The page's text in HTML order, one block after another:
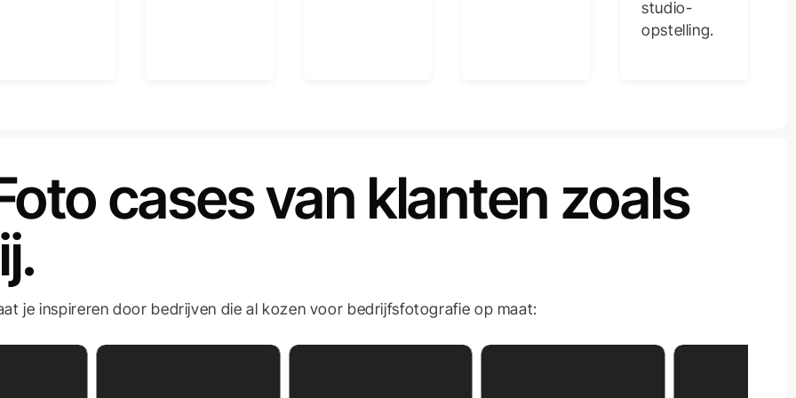
studio-
opstelling.
cases van klanten zoals
je inspireren door bedrijven die al kozen voor bedrijfsfotografie op maat: